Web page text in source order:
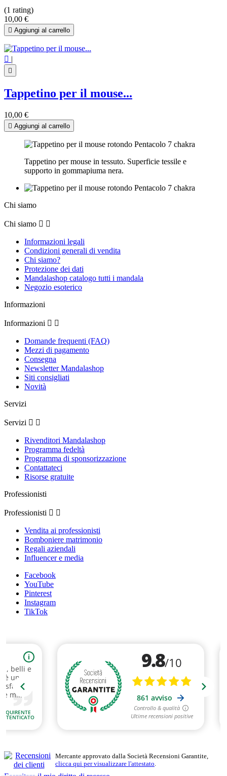
(1 rating)
10,00 €
 Aggiungi al carrello
 |

Tappetino per il mouse...
10,00 €
 Aggiungi al carrello
Tappetino per mouse in tessuto. Superficie tessile e
supporto in gommapiuma nera.
Chi siamo
Chi siamo  
Informazioni legali
Condizioni generali di vendita
Chi siamo?
Protezione dei dati
Mandalashop catalogo tutti i mandala
Negozio esoterico
Informazioni
Informazioni  
Domande frequenti (FAQ)
Mezzi di pagamento
Consegna
Newsletter Mandalashop
Siti consigliati
Novità
Servizi
Servizi  
Rivenditori Mandalashop
Programma fedeltà
Programma di sponsorizzazione
Contattateci
Risorse gratuite
Professionisti
Professionisti  
Vendita ai professionisti
Bomboniere matrimonio
Regali aziendali
Influencer e media
Facebook
YouTube
Pinterest
Instagram
TikTok
Mercante approvato dalla Società Recensioni Garantite,
clicca qui per visualizzare l'attestato